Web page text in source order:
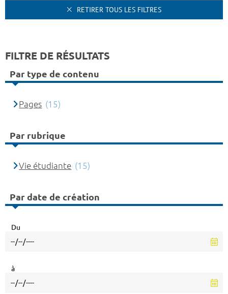
RETIRER TOUS LES FILTRES
FILTRE DE RÉSULTATS
Par type de contenu
Pages (15)
Par rubrique
Vie étudiante (15)
Par date de création
Du
à